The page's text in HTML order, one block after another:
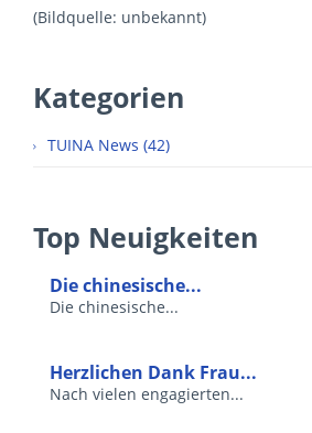
(Bildquelle: unbekannt)
Kategorien
TUINA News (42)
Top Neuigkeiten
Die chinesische...
Die chinesische...
Herzlichen Dank Frau...
Nach vielen engagierten...